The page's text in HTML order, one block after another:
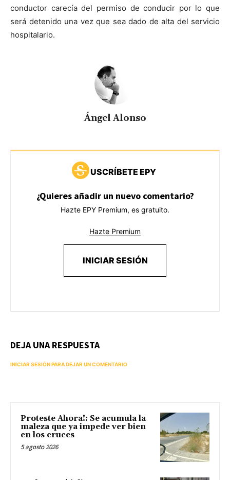
conductor carecía del permiso de conducir por lo que
será detenido una vez que sea dado de alta del servicio
hospitalario.
Ángel Alonso
USCRÍBETE EPY
¿Quieres añadir un nuevo comentario?
Hazte EPY Premium, es gratuito.
Hazte Premium
INICIAR SESIÓN
DEJA UNA RESPUESTA
INICIAR SESIÓN PARA DEJAR UN COMENTARIO
Proteste Ahora!: Se acumula la
maleza que ya impede ver bien
en los cruces
5 agosto 2026